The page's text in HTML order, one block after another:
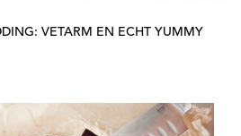
VETARM EN ECHT YUMMY